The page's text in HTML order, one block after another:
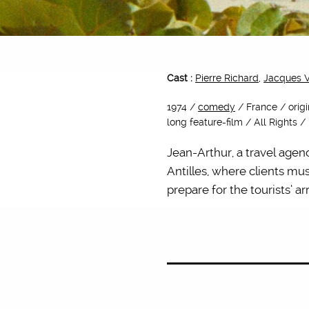
Cast : Pierre Richard ,Jacques
1974 /comedy / France /
long feature-film / All Rights /
Jean-Arthur, a travel
Antilles, where clients
prepare for the tourists’